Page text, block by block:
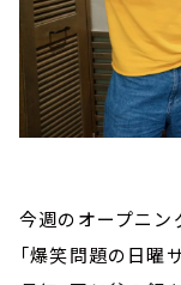
今週のオープニン
「爆笑問題の日曜